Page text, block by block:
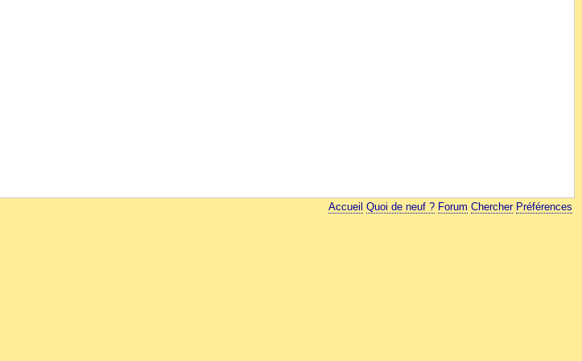
Accueil Quoi de neuf ? Forum Chercher Préférences